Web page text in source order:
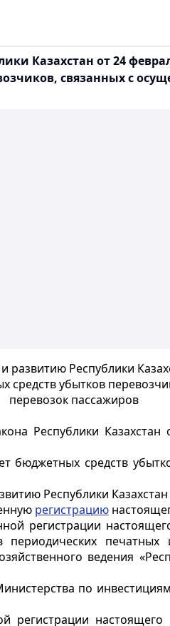
Казахстан от 24
связанных с
Республики
убытков
перевозок пассажиров
Республики
бюджетных средств
Республики
регистрацию
регистрации
печатных
ведения
по
регистрации